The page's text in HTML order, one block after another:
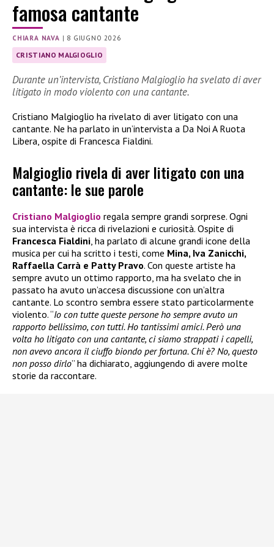
famosa cantante
CHIARA NAVA | 8 GIUGNO 2026
CRISTIANO MALGIOGLIO
Durante un’intervista, Cristiano Malgioglio ha svelato di aver
litigato in modo violento con una cantante.
Cristiano Malgioglio ha rivelato di aver litigato con una
cantante. Ne ha parlato in un’intervista a Da Noi A Ruota
Libera, ospite di Francesca Fialdini.
Malgioglio rivela di aver litigato con una
cantante: le sue parole
Cristiano Malgioglio regala sempre grandi sorprese. Ogni
sua intervista è ricca di rivelazioni e curiosità. Ospite di
Francesca Fialdini , ha parlato di alcune grandi icone della
musica per cui ha scritto i testi, come Mina, Iva Zanicchi,
Raffaella Carrà e Patty Pravo. Con queste artiste ha
sempre avuto un ottimo rapporto, ma ha svelato che in
passato ha avuto un’accesa discussione con un’altra
cantante. Lo scontro sembra essere stato particolarmente
violento. “Io con tutte queste persone ho sempre avuto un
rapporto bellissimo, con tutti. Ho tantissimi amici. Però una
volta ho litigato con una cantante, ci siamo strappati i capelli,
non avevo ancora il ciuffo biondo per fortuna. Chi è? No, questo
non posso dirlo” ha dichiarato, aggiungendo di avere molte
storie da raccontare.